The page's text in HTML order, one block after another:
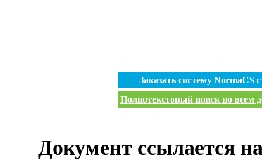
Заказать систему
Полнотекстовый поиск по всем
Документ ссылается